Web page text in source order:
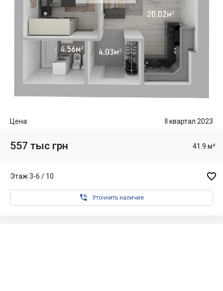
Цена: II квартал 2023
557 тыс грн 41.9 м²
Этаж 3-6 / 10 
 Уточнить наличие